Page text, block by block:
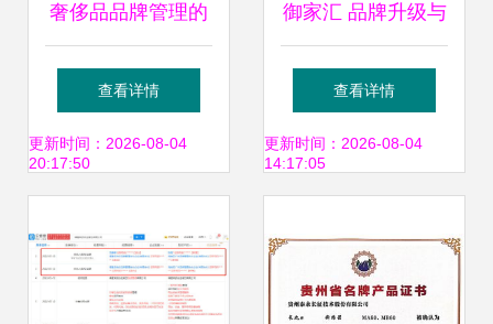
奢侈品品牌管理的
三大支柱 以幽兰为
例的第二次课程纪
查看详情
更新时间：2026-08-04
20:17:50
御家汇 品牌升级与
代理发力，共筑高
增长新篇章
查看详情
更新时间：2026-08-04
14:17:05